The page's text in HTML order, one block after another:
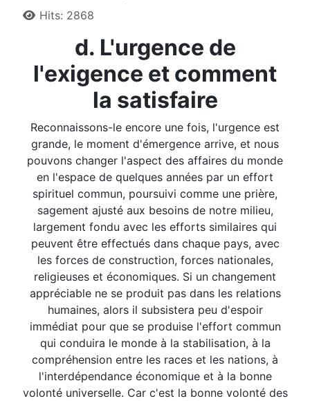
Hits: 2868
d. L'urgence de
l'exigence et comment
la satisfaire
Reconnaissons-le encore une fois, l'urgence est
grande, le moment d'émergence arrive, et nous
pouvons changer l'aspect des affaires du monde
en l'espace de quelques années par un effort
spirituel commun, poursuivi comme une prière,
sagement ajusté aux besoins de notre milieu,
largement fondu avec les efforts similaires qui
peuvent être effectués dans chaque pays, avec
les forces de construction, forces nationales,
religieuses et économiques. Si un changement
appréciable ne se produit pas dans les relations
humaines, alors il subsistera peu d'espoir
immédiat pour que se produise l'effort commun
qui conduira le monde à la stabilisation, à la
compréhension entre les races et les nations, à
l'interdépendance économique et à la bonne
volonté universelle. Car c'est la bonne volonté des